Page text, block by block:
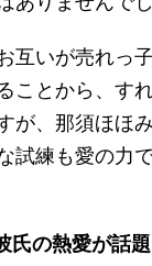
互いが売れっ
ことから、す
が、那須ほほ
試練も愛の力
氏の熱愛が話